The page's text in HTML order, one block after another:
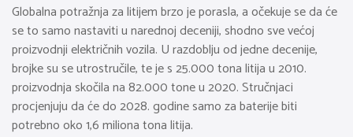
Globalna potražnja za litijem brzo je porasla, a očekuje se da će
se to samo nastaviti u narednoj deceniji, shodno sve većoj
proizvodnji električnih vozila. U razdoblju od jedne decenije,
brojke su se utrostručile, te je s 25.000 tona litija u 2010.
proizvodnja skočila na 82.000 tone u 2020. Stručnjaci
procjenjuju da će do 2028. godine samo za baterije biti
potrebno oko 1,6 miliona tona litija.